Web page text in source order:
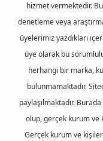
hizmet vermektedir.
denetleme veya
üyelerimiz yazdıkları
üye olarak bu
herhangi bir marka,
bulunmamaktadır.
paylaşılmaktadır.
olup, gerçek kurum ve
Gerçek kurum ve